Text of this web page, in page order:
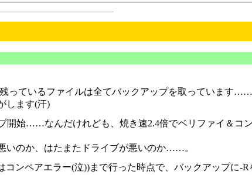
っているファイルは全てバックアップを取っています
します(汗)
開始……なんだけれども、焼き速2.4倍でベリファイ＆コ
いのか、はたまたドライブが悪いのか……。
コンペアエラー(泣))まで行った時点で、バックアップに-